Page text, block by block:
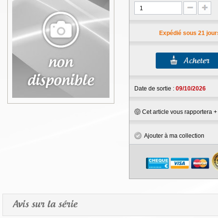
Expédié sous 21
Date de sortie : 09/10/2026
Cet article vous rapportera +
Ajouter à ma collection
Avis sur la série